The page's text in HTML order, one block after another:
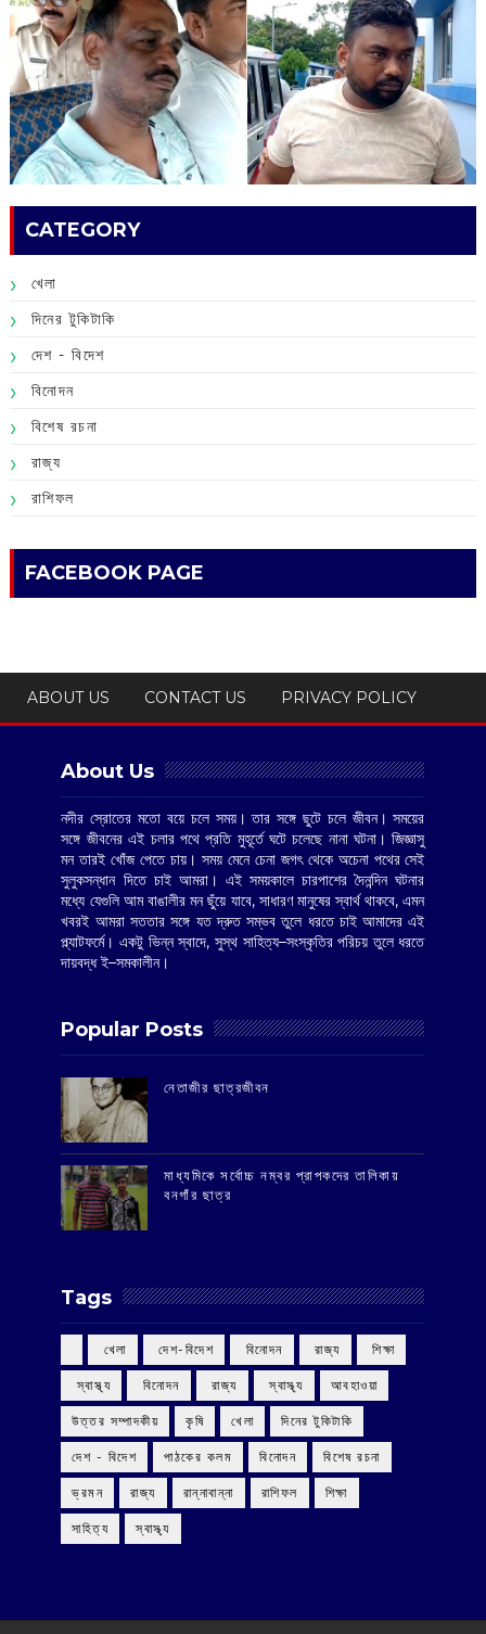
CATEGORY
খেলা
দিনের টুকিটাকি
দেশ - বিদেশ
বিনোদন
বিশেষ রচনা
রাজ্য
রাশিফল
FACEBOOK PAGE
ABOUT US CONTACT US PRIVACY POLICY
About Us
নদীর স্রোতের মতো বয়ে চলে সময়। তার সঙ্গে ছুটে চলে জীবন। সময়ের
সঙ্গে জীবনের এই চলার পথে প্রতি মুহূর্তে ঘটে চলেছে নানা ঘটনা। জিজ্ঞাসু
মন তারই খোঁজ পেতে চায়। সময় মেনে চেনা জগৎ থেকে অচেনা পথের সেই
সুলুকসন্ধান দিতে চাই আমরা। এই সময়কালে চারপাশের দৈনন্দিন ঘটনার
মধ্যে যেগুলি আম বাঙালীর মন ছুঁয়ে যাবে, সাধারণ মানুষের স্বার্থ থাকবে, এমন
খবরই আমরা সততার সঙ্গে যত দ্রুত সম্ভব তুলে ধরতে চাই আমাদের এই
প্ল্যাটফর্মে। একটু ভিন্ন স্বাদে, সুস্থ সাহিত্য–সংস্কৃতির পরিচয় তুলে ধরতে
দায়বদ্ধ ই–সমকালীন।
Popular Posts
‌নেতাজীর ছাত্রজীবন
মাধ্যমিকে সর্বোচ্চ নম্বর প্রাপকদের তালিকায়
বনগাঁর ছাত্র
Tags
‌ খেলা ‌ দেশ-বিদেশ ‌ বিনোদন ‌ রাজ্য ‌ শিক্ষা
‌ স্বাস্থ্য ‌ বিনোদন ‌ রাজ্য ‌ স্বাস্থ্য আবহাওয়া
উত্তর সম্পাদকীয় কৃষি খেলা দিনের টুকিটাকি
দেশ - বিদেশ পাঠকের কলম বিনোদন বিশেষ রচনা
ভ্রমন রাজ্য রান্নাবান্না রাশিফল শিক্ষা
সাহিত্য স্বাস্থ্য